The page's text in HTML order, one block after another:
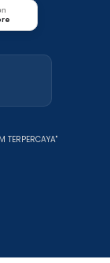
TERPERCAYA"